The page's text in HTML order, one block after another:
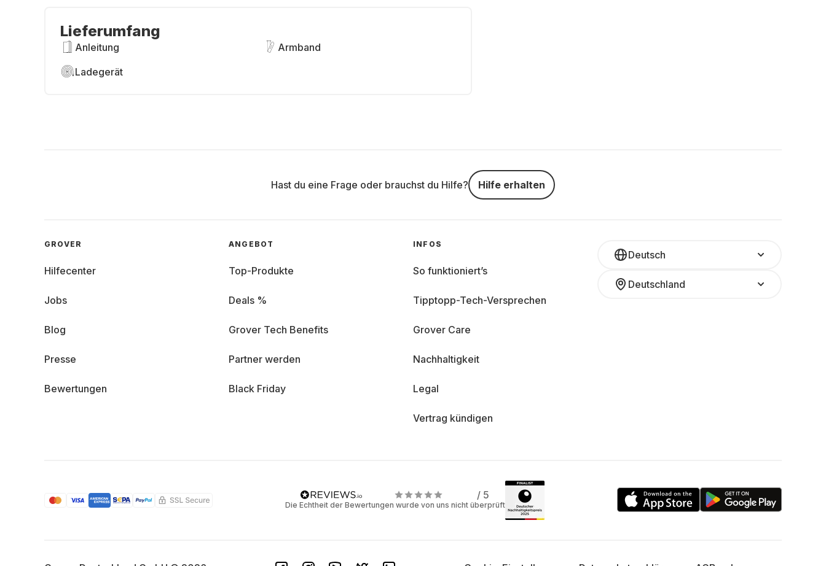
Lieferumfang
Anleitung
Armband
Ladegerät
Hast du eine Frage oder brauchst du Hilfe? Hilfe erhalten
Deutsch
Deutschland
GROVER
Hilfecenter
Jobs
Blog
Presse
Bewertungen
ANGEBOT
Top-Produkte
Deals %
Grover Tech Benefits
Partner werden
Black Friday
INFOS
So funktioniert’s
Tipptopp-Tech-Versprechen
Grover Care
Nachhaltigkeit
Legal
Vertrag kündigen
/ 5
Die Echtheit der Bewertungen wurde von uns nicht überprüft